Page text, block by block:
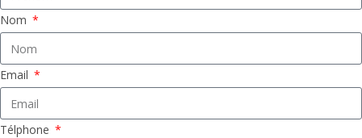
Nom
Email
Télphone